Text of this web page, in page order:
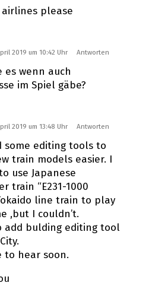
airlines please
2019 um 10:42 Uhr Antworten
es wenn auch
im Spiel gäbe?
2019 um 13:48 Uhr Antworten
some editing tools to
train models easier. I
use Japanese
train “E231-1000
line train to play
,but I couldn’t.
add bulding editing tool
to hear soon.